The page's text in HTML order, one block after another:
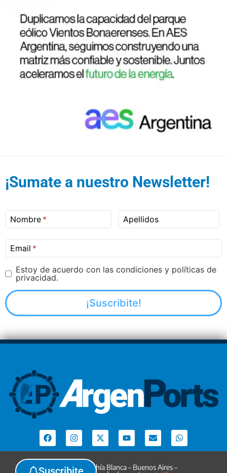
¡Sumate a nuestro Newsletter!
Nombre Apellidos
Email
Estoy de acuerdo con las condiciones y políticas de
privacidad.
Argenports. Bahía Blanca – Buenos Aires –